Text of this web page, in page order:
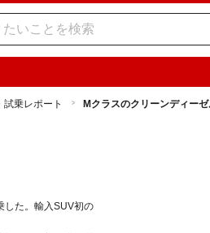
乗レポート Mクラスのクリーンディー
した。輸入SUV初の